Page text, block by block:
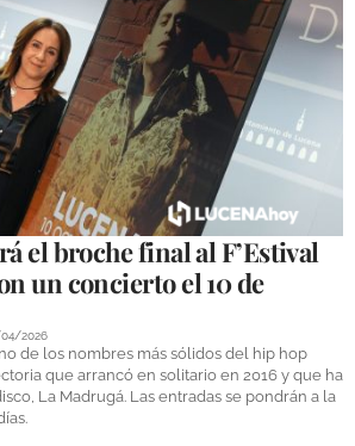
el broche final al F’Estival
un concierto el 10 de
2026
de los nombres más sólidos del hip hop
que arrancó en solitario en 2016 y que ha
La Madrugá. Las entradas se pondrán a la